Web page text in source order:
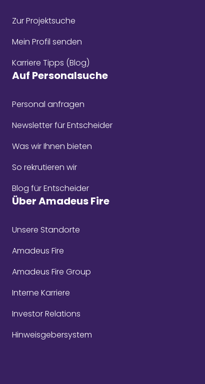
Zur Projektsuche
Mein Profil senden
Karriere Tipps (Blog)
Auf Personalsuche
Personal anfragen
Newsletter für Entscheider
Was wir Ihnen bieten
So rekrutieren wir
Blog für Entscheider
Über Amadeus Fire
Unsere Standorte
Amadeus Fire
Amadeus Fire Group
Interne Karriere
Investor Relations
Hinweisgebersystem